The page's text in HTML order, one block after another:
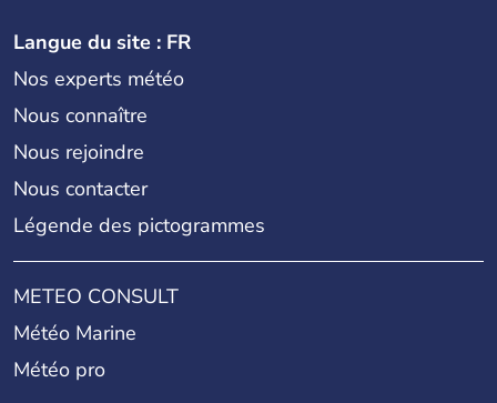
Langue du site : FR
Nos experts météo
Nous connaître
Nous rejoindre
Nous contacter
Légende des pictogrammes
METEO CONSULT
Météo Marine
Météo pro